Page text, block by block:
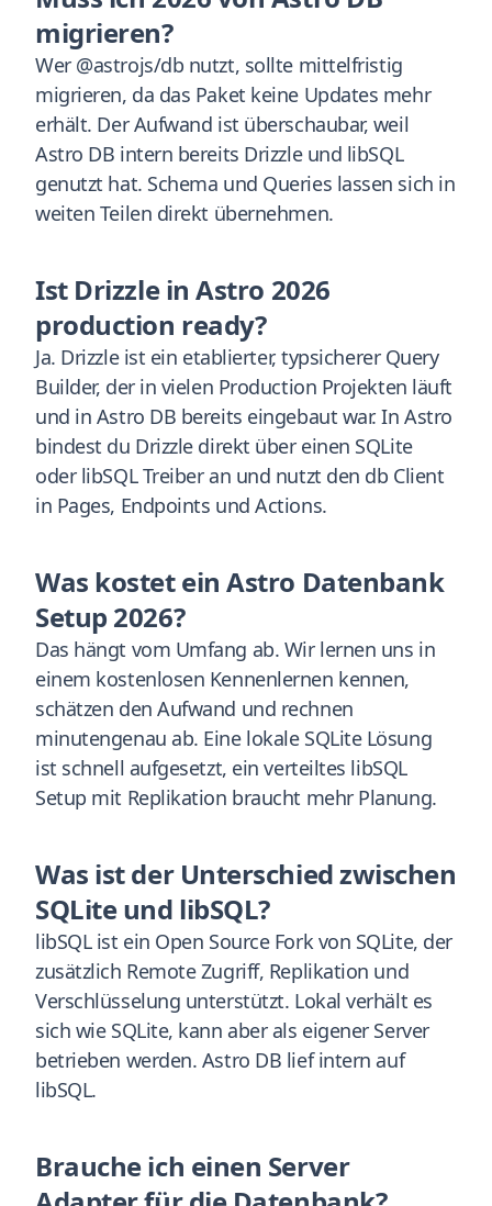
migrieren?
Wer @astrojs/db nutzt, sollte mittelfristig
migrieren, da das Paket keine Updates mehr
erhält. Der Aufwand ist überschaubar, weil
Astro DB intern bereits Drizzle und libSQL
genutzt hat. Schema und Queries lassen sich in
weiten Teilen direkt übernehmen.
Ist Drizzle in Astro 2026
production ready?
Ja. Drizzle ist ein etablierter, typsicherer Query
Builder, der in vielen Production Projekten läuft
und in Astro DB bereits eingebaut war. In Astro
bindest du Drizzle direkt über einen SQLite
oder libSQL Treiber an und nutzt den db Client
in Pages, Endpoints und Actions.
Was kostet ein Astro Datenbank
Setup 2026?
Das hängt vom Umfang ab. Wir lernen uns in
einem kostenlosen Kennenlernen kennen,
schätzen den Aufwand und rechnen
minutengenau ab. Eine lokale SQLite Lösung
ist schnell aufgesetzt, ein verteiltes libSQL
Setup mit Replikation braucht mehr Planung.
Was ist der Unterschied zwischen
SQLite und libSQL?
libSQL ist ein Open Source Fork von SQLite, der
zusätzlich Remote Zugriff, Replikation und
Verschlüsselung unterstützt. Lokal verhält es
sich wie SQLite, kann aber als eigener Server
betrieben werden. Astro DB lief intern auf
libSQL.
Brauche ich einen Server